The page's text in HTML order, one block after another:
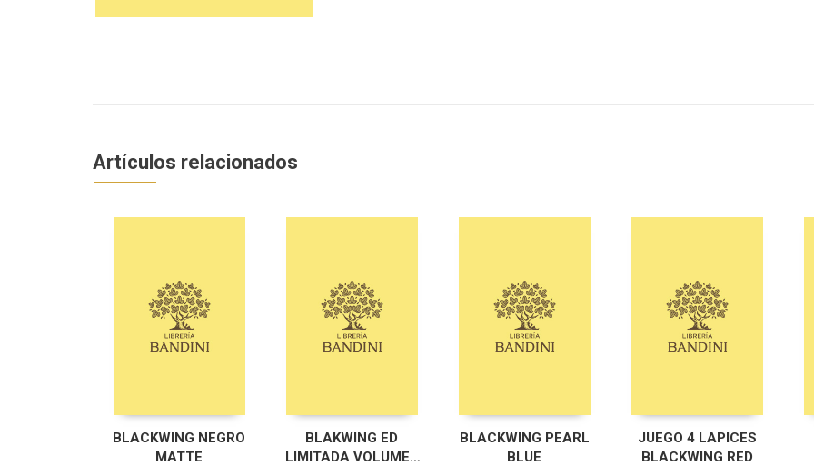
Artículos relacionados
BLACKWING NEGRO
MATTE
BLAKWING ED
LIMITADA VOLUMES
BLACKWING PEARL
BLUE
JUEGO 4 LAPICES
BLACKWING RED